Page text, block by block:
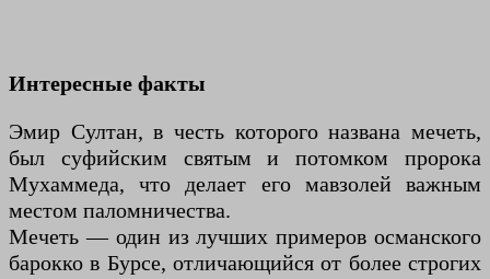
Интересные факты
Эмир Султан, в честь которого названа мечеть,
был суфийским святым и потомком пророка
Мухаммеда, что делает его мавзолей важным
местом паломничества.
Мечеть — один из лучших примеров османского
барокко в Бурсе, отличающийся от более строгих